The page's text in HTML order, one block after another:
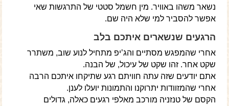
נשאר משהו באוויר. מין חשמל סטטי של התרגשות שאי
אפשר להסביר למי שלא היה שם.
הרגעים שנשארים איתכם בלב
אחרי שהמפגש מסתיים והג’יפ מתחיל לנוע שוב, משתרר
שקט אחר. זהו שקט של עיכול, של הבנה.
אתם יודעים שזה עתה חוויתם רגע שתיקחו איתכם הרבה
אחרי שהמזוודות יתרוקנו והתמונות יועלו לענן.
הקסם של טנזניה מורכב מאלפי רגעים כאלה, גדולים